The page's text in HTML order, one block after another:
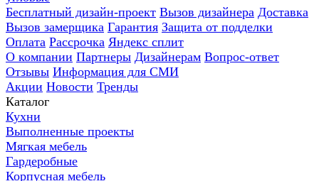
Бесплатный дизайн-проект Вызов дизайнера Доставка
Вызов замерщика Гарантия Защита от подделки
Оплата Рассрочка Яндекс сплит
О компании Партнеры Дизайнерам Вопрос-ответ
Отзывы Информация для СМИ
Акции Новости Тренды
Каталог
Кухни
Выполненные проекты
Мягкая мебель
Гардеробные
Корпусная мебель